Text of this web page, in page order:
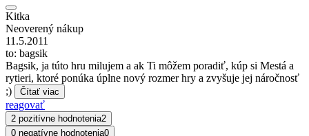
Kitka
Neoverený nákup
11.5.2011
to: bagsik
Bagsik, ja túto hru milujem a ak Ti môžem poradiť, kúp si Mestá a
rytieri, ktoré ponúka úplne nový rozmer hry a zvyšuje jej náročnosť
;)
Čítať viac
reagovať
2 pozitívne hodnotenia2
0 negatívne hodnotenia0